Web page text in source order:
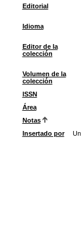
Editorial
Idioma
Editor de la
colección
Volumen de la
colección
ISSN
Área
Notas
Insertado por